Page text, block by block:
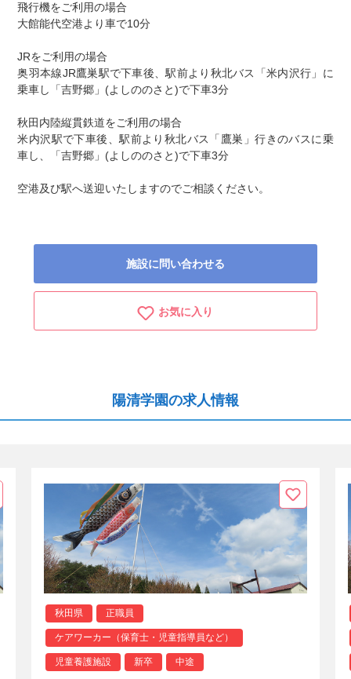
飛行機をご利用の場合
大館能代空港より車で10分
JRをご利用の場合
奥羽本線JR鷹巣駅で下車後、駅前より秋北バス「米内沢行」に
乗車し「吉野郷」(よしののさと)で下車3分
秋田内陸縦貫鉄道をご利用の場合
米内沢駅で下車後、駅前より秋北バス「鷹巣」行きのバスに乗
車し、「吉野郷」(よしののさと)で下車3分
空港及び駅へ送迎いたしますのでご相談ください。
施設に問い合わせる
お気に入り
陽清学園の求人情報
秋田県 正職員
ケアワーカー（保育士・児童指導員など）
児童養護施設 新卒 中途